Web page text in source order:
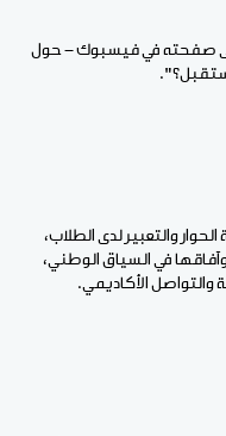
صفحته في فيسبوك - حول
والتعبير لدى الطلاب،
في السياق الوطني،
والتواصل الأكاديمي.